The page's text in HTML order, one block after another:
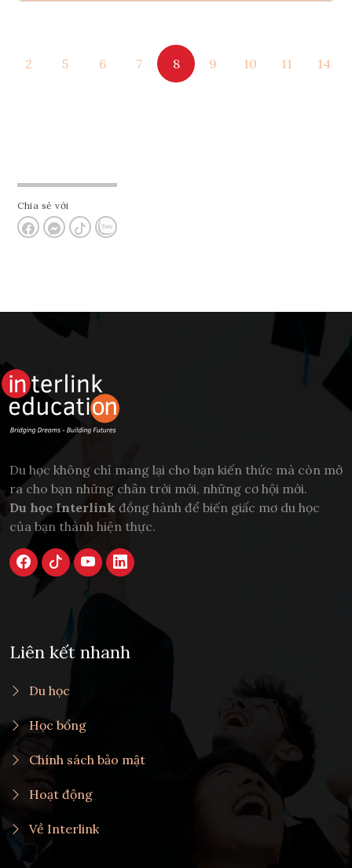
Tham vấn Interlink
2 5 6 7 8 9 10 11 14
Chia sẻ với
Du học không chỉ mang lại cho bạn kiến thức mà còn mở
ra cho bạn những chân trời mới, những cơ hội mới.
Du học Interlink đồng hành để biến giấc mơ du học
của bạn thành hiện thực.
Liên kết nhanh
Du học
Học bổng
Chính sách bảo mật
Hoạt động
Về Interlink